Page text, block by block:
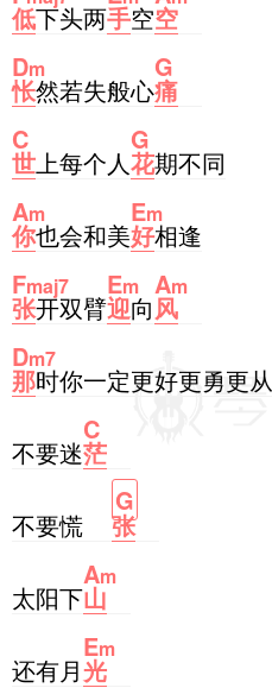
低下头两手空空
Dm
怅然若失般心
G
痛
C
世上每个人
G
花期不同
Am
你也会和美
Em
好相逢
Fmaj7
张开双臂
Em
迎向
Am
风
Dm7
那时你一定更好更勇更从
不要迷
C
茫
不要慌
G
张
太阳下
Am
山
还有月
Em
光